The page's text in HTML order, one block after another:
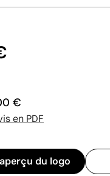
€
en PDF
du logo